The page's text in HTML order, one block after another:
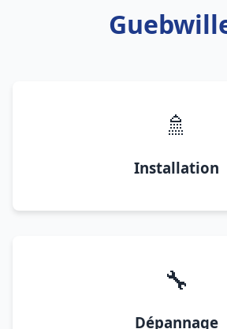
🚿
Installation
🔧
Dépannage